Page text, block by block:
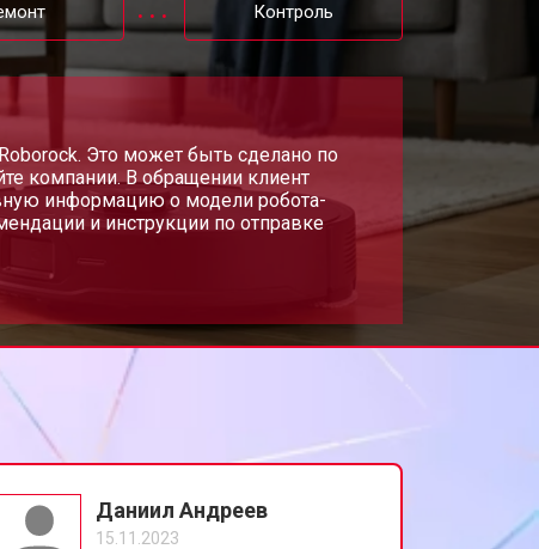
Контроль
Это может быть сделано по
компании. В обращении клиент
информацию о модели робота-
и инструкции по отправке
Даниил Андреев
15.11.2023